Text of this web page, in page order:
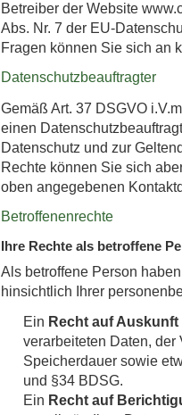
Betreiber der Website
Abs. Nr. 7 der EU-
Fragen können Sie sich an
Datenschutzbeauftragter
Gemäß Art. 37 DSGVO
einen
Datenschutz und zur
Rechte können Sie sich
oben angegebenen
Betroffenenrechte
Ihre Rechte als betroffene
Als betroffene Person
hinsichtlich Ihrer
Ein Recht auf Auskunft
verarbeiteten Daten,
Speicherdauer sowie
und §34 BDSG.
Ein Recht auf